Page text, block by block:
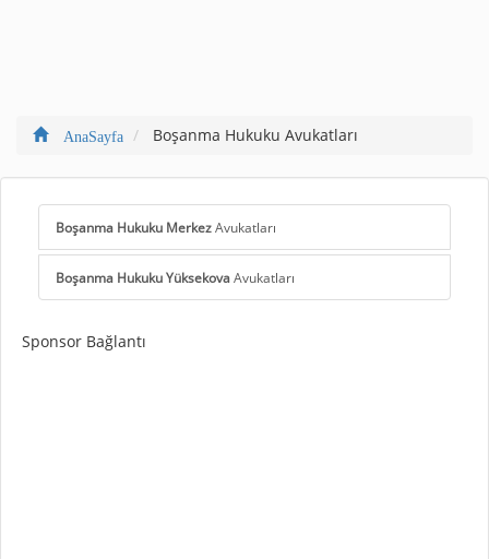
AnaSayfa Boşanma Hukuku Avukatları
Boşanma Hukuku MerkezAvukatları
Boşanma Hukuku YüksekovaAvukatları
Sponsor Bağlantı